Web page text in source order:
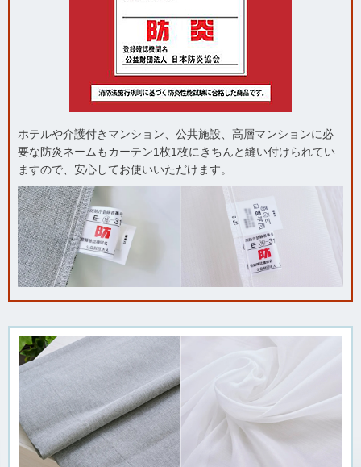
ホテルや介護付きマンション、公共施設、高層マンションに必
要な防炎ネームもカーテン1枚1枚にきちんと縫い付けられてい
ますので、安心してお使いいただけます。